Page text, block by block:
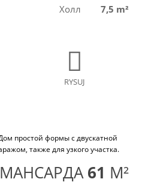
Холл
7,5 m²
RYSUJ
МАНСАРДА61 M²